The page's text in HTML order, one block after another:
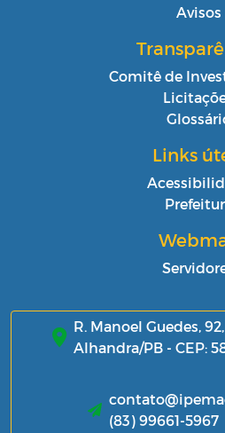
Avisos
Comitê de
Links
R. Manoel Guedes,
Alhandra/PB - CEP:
(83) 99661-5967